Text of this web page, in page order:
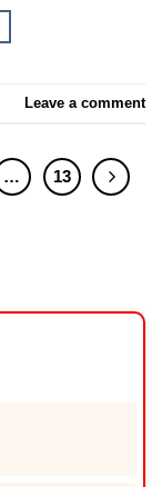
Leave a comment
… 13